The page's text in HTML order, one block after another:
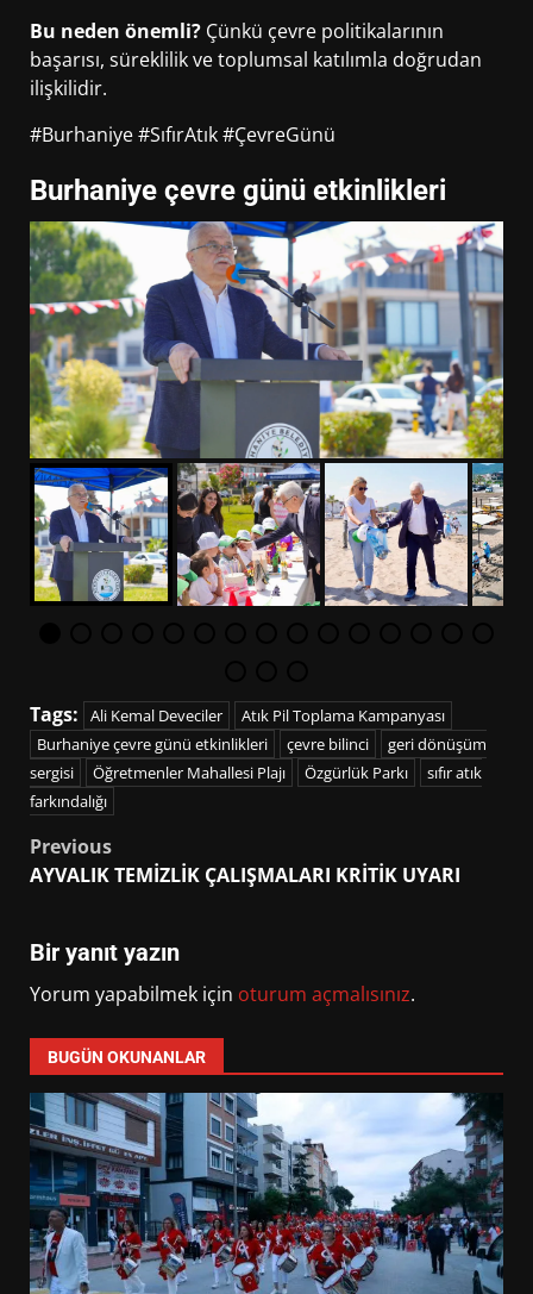
Bu neden önemli? Çünkü çevre politikalarının
başarısı, süreklilik ve toplumsal katılımla doğrudan
ilişkilidir.
#Burhaniye #SıfırAtık #ÇevreGünü
Burhaniye çevre günü etkinlikleri
Tags: Ali Kemal Deveciler
Atık Pil Toplama Kampanyası
Burhaniye çevre günü etkinlikleri
çevre bilinci
geri dönüşüm
sergisi
Öğretmenler Mahallesi Plajı Özgürlük Parkı
sıfır atık
farkındalığı
Post
Previous
AYVALIK TEMİZLİK ÇALIŞMALARI KRİTİK UYARI
Bir yanıt yazın
Yorum yapabilmek için oturum açmalısınız.
BUGÜN OKUNANLAR